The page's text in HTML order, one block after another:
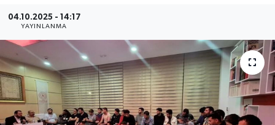
04.10.2025 - 14:17
YAYINLANMA
ÖZEL HABER
RESMİ İLANLAR
SAĞLIK